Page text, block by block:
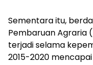
Sementara itu,
Pembaruan Agraria
terjadi selama
2015-2020 mencapai